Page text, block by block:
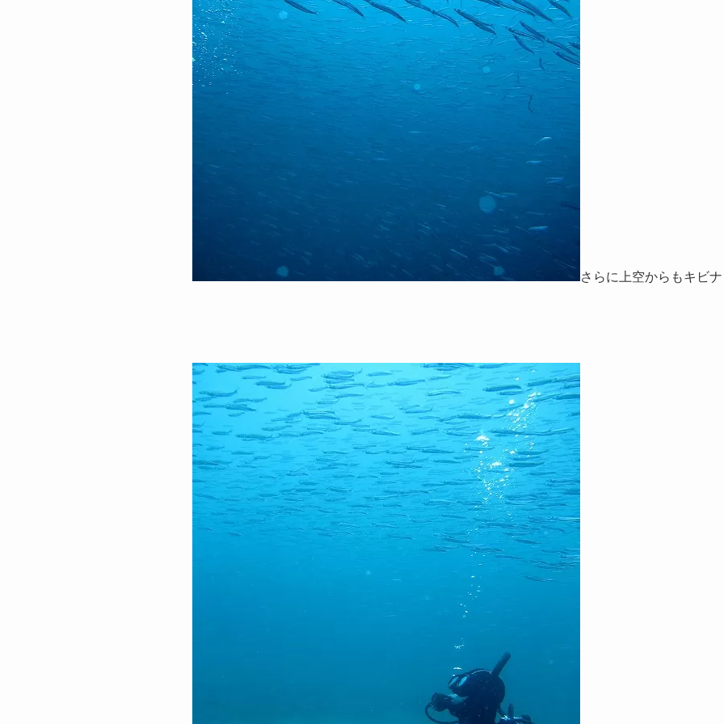
さらに上空からもキビ